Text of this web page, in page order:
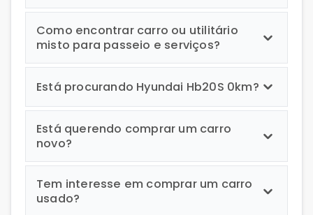
Como encontrar carro ou utilitário
misto para passeio e serviços?
Está procurando Hyundai Hb20S 0km?
Está querendo comprar um carro
novo?
Tem interesse em comprar um carro
usado?